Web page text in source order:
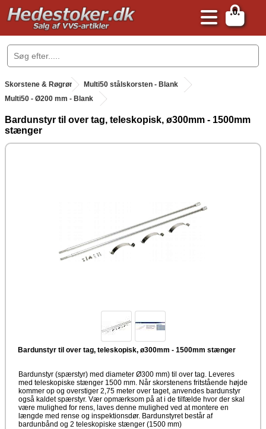
0
.
Skorstene & Røgrør .
Multi50 stålskorsten - Blank
Multi50 - Ø200 mm - Blank
Bardunstyr til over tag, teleskopisk, ø300mm - 1500mm
stænger
Bardunstyr til over tag, teleskopisk, ø300mm - 1500mm stænger
Bardunstyr (spærstyr) med diameter Ø300 mm) til over tag. Leveres
med teleskopiske stænger 1500 mm. Når skorstenens fritstående højde
kommer op og overstiger 2,75 meter over taget, anvendes bardunstyr
også kaldet spærstyr. Vær opmærksom på at i de tilfælde hvor der skal
være mulighed for rens, laves denne mulighed ved at montere en
længde med rense og inspektionsdør. Bardunstyret består af
bardunbånd og 2 teleskopiske stænger (1500 mm)